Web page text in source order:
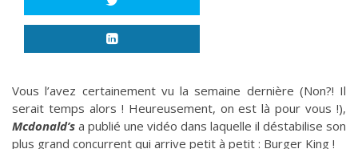
Vous l’avez certainement vu la semaine dernière (Non?! Il
serait temps alors ! Heureusement, on est là pour vous !),
Mcdonald’s a publié une vidéo dans laquelle il déstabilise son
plus grand concurrent qui arrive petit à petit : Burger King !